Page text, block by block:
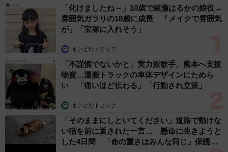
で間違った接続となり過電圧がかかることになり危険な状
態の設置が増えると思います」とのこと。
商品パッケージに「蛍光灯をＬＥＤに換えられる」と書
かれていたら、そのまま換えていいと思ってしまいますよ
ね。
実際に蛍光灯を交換する依頼があった場合、nobさんは
「安定器を外して今のままの機器を使うか、本体ごと交換
するかをお聞きしてお客さんの要望にお応えできるよう提
案してます、あまりにも古い場合はケースが劣化してるこ
「化けましたね～」10歳で綾瀬はるかの娘役→
雰囲気ガラリの18歳に成長 「メイクで雰囲気
が」「宝塚に入れそう」
まいどなメディア
「不謹慎でないかと」実力派歌手、熊本へ支援
物資…運搬トラックの車体デザインにためら
い 「痛いほど伝わる」「行動され立派」
まいどなトピック
「そのままにしといてください」道路で動けな
い猫を前に返された一言… 懸命に生きようと
した4日間 「命の重さはみんな同じ」保護団